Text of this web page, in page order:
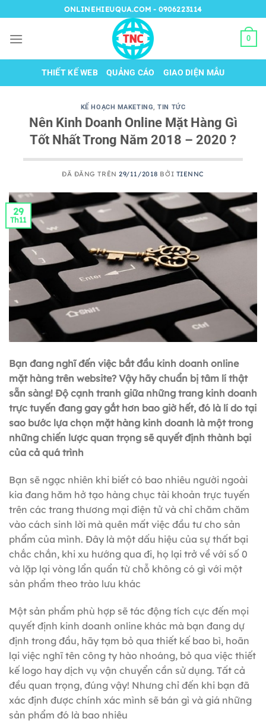
đến
nội
ONLINEHIEUQUA.COM - 0906223114
0
THIẾT KẾ WEB QUẢNG CÁO GIAO DIỆN MẪU
KẾ HOẠCH MAKETING,TIN TỨC
Nên Kinh Doanh Online Mặt Hàng Gì
Tốt Nhất Trong Năm 2018 – 2020 ?
ĐÃ ĐĂNG TRÊN29/11/2018 BỞI TIENNC
29
Th11
Bạn đang nghĩ đến việc bắt đầu kinh doanh online
mặt hàng trên website? Vậy hãy chuẩn bị tâm lí thật
sẵn sàng! Độ cạnh tranh giữa những trang kinh doanh
trực tuyến đang gay gắt hơn bao giờ hết, đó là lí do tại
sao bước lựa chọn mặt hàng kinh doanh là một trong
những chiến lược quan trọng sẽ quyết định thành bại
của cả quá trình
Bạn sẽ ngạc nhiên khi biết có bao nhiêu người ngoài
kia đang hăm hở tạo hàng chục tài khoản trực tuyến
trên các trang thương mại điện tử và chỉ chăm chăm
vào cách sinh lời mà quên mất việc đầu tư cho sản
phẩm của mình. Đây là một dấu hiệu của sự thất bại
chắc chắn, khi xu hướng qua đi, họ lại trở về với số 0
và lặp lại vòng lẩn quẩn từ chỗ không có gì với một
sản phẩm theo trào lưu khác
Một sản phẩm phù hợp sẽ tác động tích cực đến mọi
quyết định kinh doanh online khác mà bạn đang dự
định trong đầu, hãy tạm bỏ qua thiết kế bao bì, hoãn
lại việc nghĩ tên công ty hào nhoáng, bỏ qua việc thiết
kế logo hay dịch vụ vận chuyển cần sử dụng. Tất cả
đều quan trọng, đúng vậy! Nhưng chỉ đến khi bạn đã
xác định được chính xác mình sẽ bán gì và giá những
sản phẩm đó là bao nhiêu